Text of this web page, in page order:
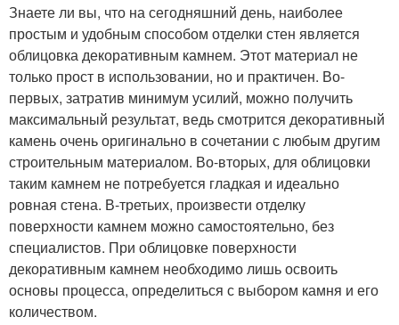
Знаете ли вы, что на сегодняшний день, наиболее
простым и удобным способом отделки стен является
облицовка декоративным камнем. Этот материал не
только прост в использовании, но и практичен. Во-
первых, затратив минимум усилий, можно получить
максимальный результат, ведь смотрится декоративный
камень очень оригинально в сочетании с любым другим
строительным материалом. Во-вторых, для облицовки
таким камнем не потребуется гладкая и идеально
ровная стена. В-третьих, произвести отделку
поверхности камнем можно самостоятельно, без
специалистов. При облицовке поверхности
декоративным камнем необходимо лишь освоить
основы процесса, определиться с выбором камня и его
количеством.